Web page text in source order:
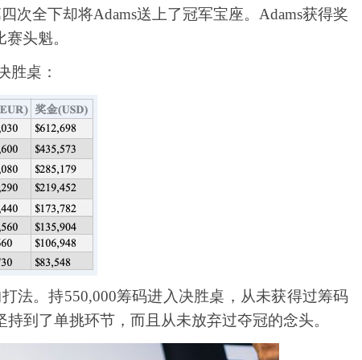
次全下却将Adams送上了冠军宝座。Adams获得奖
头魁。
胜桌：
法。持550,000筹码进入决胜桌，从未获得过筹码
到了单挑环节，而且从未放弃过夺冠的念头。